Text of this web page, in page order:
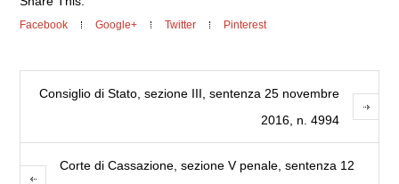
Facebook Google+ Twitter Pinterest
Consiglio di Stato, sezione III, sentenza 25 novembre
2016, n. 4994
Corte di Cassazione, sezione V penale, sentenza 12